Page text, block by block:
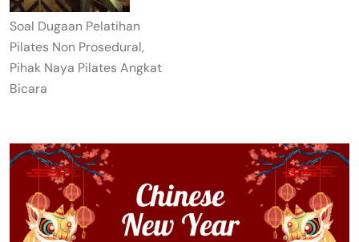
Soal Dugaan Pelatihan
Pilates Non Prosedural,
Pihak Naya Pilates Angkat
Bicara